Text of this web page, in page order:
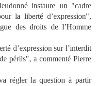
instaure un "cadre
la liberté d’expression",
des droits de l’Homme
d’expression sur l’interdit
périls", a commenté Pierre
régler la question à partir